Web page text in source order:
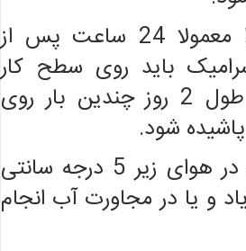
6-پودر بندکشی را معمولا 24 ساعت پس از
باید روی سطح کار
مصرف کرد و در طول 2 روز چندین بار روی
شود.
7-بندکشی را نباید در هوای زیر 5 درجه سانتی
و یا در مجاورت آب انجام